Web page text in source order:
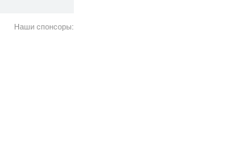
Наши спонсоры: